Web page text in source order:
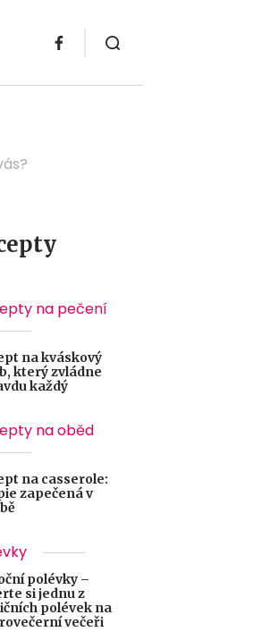
na pečení
na kváskový
který zvládne
každý
na oběd
na casserole:
zapečená v
polévky –
si jednu z
polévek na
večeři